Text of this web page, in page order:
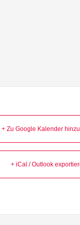
+ Zu Google Kalender
+ iCal / Outlook